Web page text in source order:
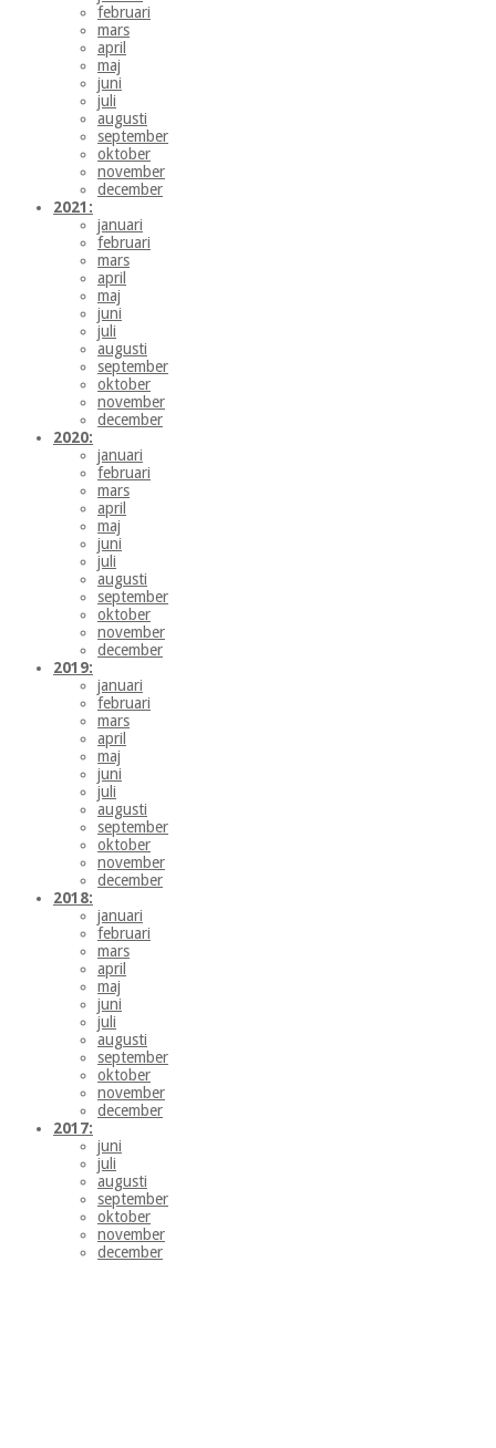
februari
mars
april
maj
juni
juli
augusti
september
oktober
november
december
2021:
januari
februari
mars
april
maj
juni
juli
augusti
september
oktober
november
december
2020:
januari
februari
mars
april
maj
juni
juli
augusti
september
oktober
november
december
2019:
januari
februari
mars
april
maj
juni
juli
augusti
september
oktober
november
december
2018:
januari
februari
mars
april
maj
juni
juli
augusti
september
oktober
november
december
2017:
juni
juli
augusti
september
oktober
november
december